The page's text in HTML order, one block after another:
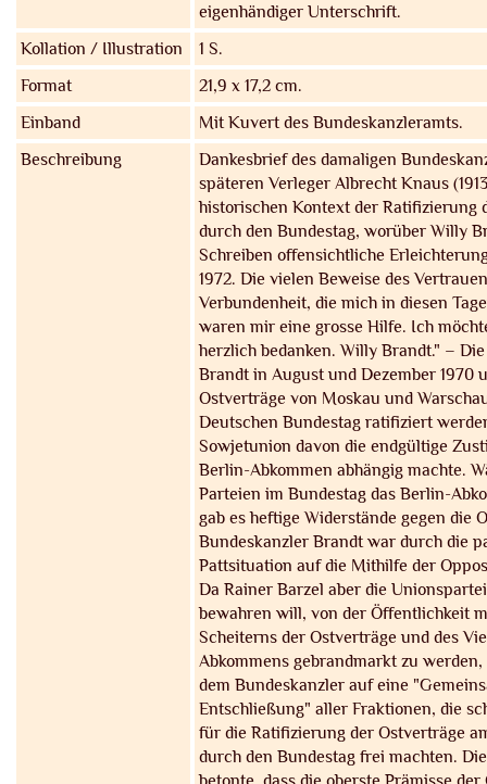
eigenhändiger Unterschrift.
Kollation / Illustration
1 S.
Format
21,9 x 17,2 cm.
Einband
Mit Kuvert des Bundeskanzleramts.
Beschreibung
Dankesbrief des damaligen
späteren Verleger Albrecht Knaus
historischen Kontext der Ratifizierung
durch den Bundestag, worüber Willy
Schreiben offensichtliche
1972. Die vielen Beweise des
Verbundenheit, die mich in diesen
waren mir eine grosse Hilfe. Ich
herzlich bedanken. Willy Brandt." –
Brandt in August und Dezember 1970
Ostverträge von Moskau und
Deutschen Bundestag ratifiziert
Sowjetunion davon die endgültige
Berlin-Abkommen abhängig machte.
Parteien im Bundestag das Berlin-
gab es heftige Widerstände gegen die
Bundeskanzler Brandt war durch die
Pattsituation auf die Mithilfe der
Da Rainer Barzel aber die
bewahren will, von der Öffentlichkeit
Scheiterns der Ostverträge und des
Abkommens gebrandmarkt zu
dem Bundeskanzler auf eine
Entschließung" aller Fraktionen, die
für die Ratifizierung der Ostverträge
durch den Bundestag frei machten.